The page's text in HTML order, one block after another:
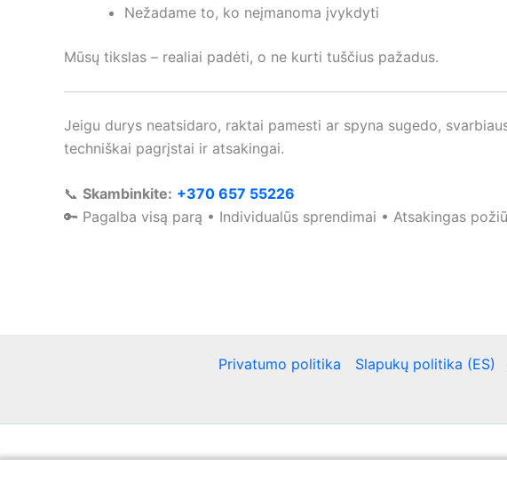
Nežadame to, ko neįmanoma įvykdyti
Mūsų tikslas – realiai padėti, o ne kurti tuščius pažadus.
Jeigu durys neatsidaro, raktai pamesti ar spyna sugedo,
techniškai pagrįstai ir atsakingai.
📞 Skambinkite: +370 657 55226
🔑 Pagalba visą parą • Individualūs sprendimai • Atsakingas
Privatumo politika Slapukų politika (ES)